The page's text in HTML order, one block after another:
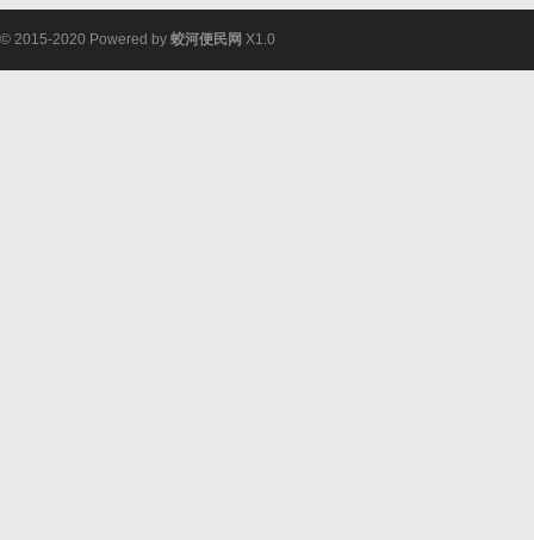
© 2015-2020 Powered by 蛟河便民网 X1.0